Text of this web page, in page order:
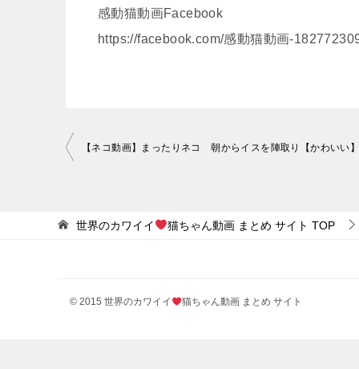
感動猫動画Facebook
https://facebook.com/感動猫動画-
投
ビ
シ
世界のカワイイ 猫ちゃん動画 まとめ サイト TOP
© 2015 世界のカワイイ 猫ちゃん動画 まとめ サイト